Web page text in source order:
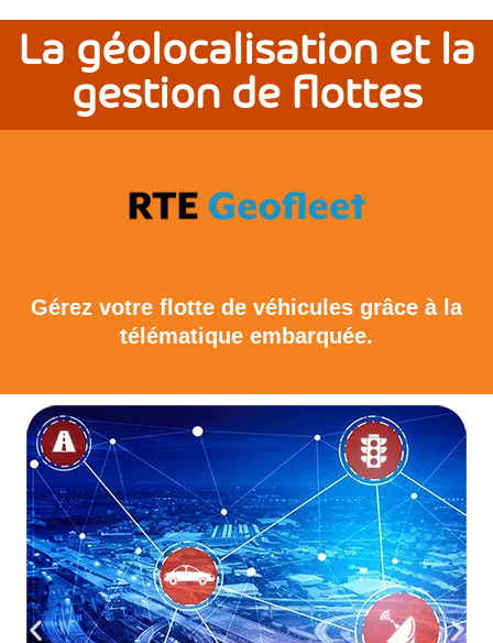
La géolocalisation et la
gestion de flottes
Gérez votre flotte de véhicules grâce à la
télématique embarquée.